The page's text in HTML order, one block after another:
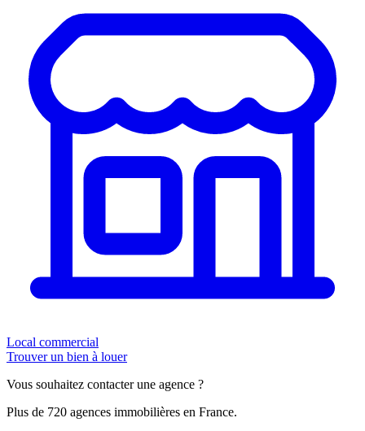
Local commercial
Trouver un bien à louer
Vous souhaitez contacter une agence ?
Plus de 720 agences immobilières en France.